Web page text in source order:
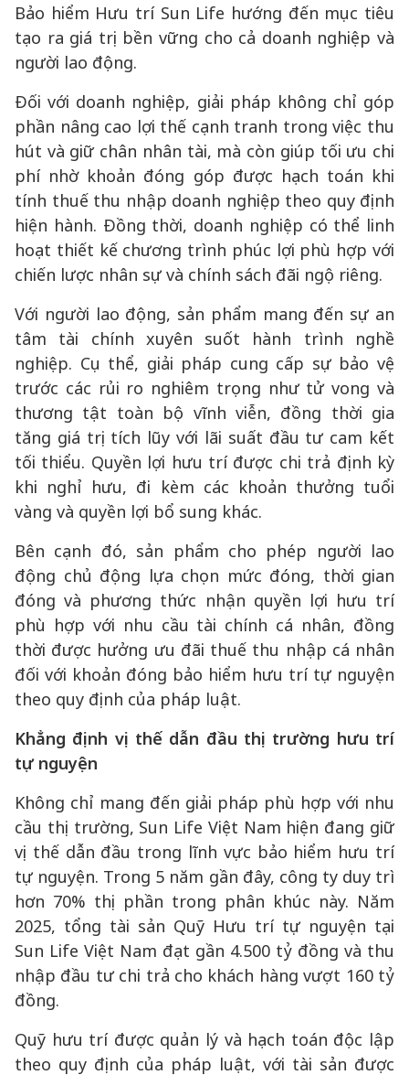
Bảo hiểm Hưu trí Sun Life hướng đến mục tiêu
tạo ra giá trị bền vững cho cả doanh nghiệp và
người lao động.
Đối với doanh nghiệp, giải pháp không chỉ góp
phần nâng cao lợi thế cạnh tranh trong việc thu
hút và giữ chân nhân tài, mà còn giúp tối ưu chi
phí nhờ khoản đóng góp được hạch toán khi
tính thuế thu nhập doanh nghiệp theo quy định
hiện hành. Đồng thời, doanh nghiệp có thể linh
hoạt thiết kế chương trình phúc lợi phù hợp với
chiến lược nhân sự và chính sách đãi ngộ riêng.
Với người lao động, sản phẩm mang đến sự an
tâm tài chính xuyên suốt hành trình nghề
nghiệp. Cụ thể, giải pháp cung cấp sự bảo vệ
trước các rủi ro nghiêm trọng như tử vong và
thương tật toàn bộ vĩnh viễn, đồng thời gia
tăng giá trị tích lũy với lãi suất đầu tư cam kết
tối thiểu. Quyền lợi hưu trí được chi trả định kỳ
khi nghỉ hưu, đi kèm các khoản thưởng tuổi
vàng và quyền lợi bổ sung khác.
Bên cạnh đó, sản phẩm cho phép người lao
động chủ động lựa chọn mức đóng, thời gian
đóng và phương thức nhận quyền lợi hưu trí
phù hợp với nhu cầu tài chính cá nhân, đồng
thời được hưởng ưu đãi thuế thu nhập cá nhân
đối với khoản đóng bảo hiểm hưu trí tự nguyện
theo quy định của pháp luật.
Khẳng định vị thế dẫn đầu thị trường hưu trí
tự nguyện
Không chỉ mang đến giải pháp phù hợp với nhu
cầu thị trường, Sun Life Việt Nam hiện đang giữ
vị thế dẫn đầu trong lĩnh vực bảo hiểm hưu trí
tự nguyện. Trong 5 năm gần đây, công ty duy trì
hơn 70% thị phần trong phân khúc này. Năm
2025, tổng tài sản Quỹ Hưu trí tự nguyện tại
Sun Life Việt Nam đạt gần 4.500 tỷ đồng và thu
nhập đầu tư chi trả cho khách hàng vượt 160 tỷ
đồng.
Quỹ hưu trí được quản lý và hạch toán độc lập
theo quy định của pháp luật, với tài sản được